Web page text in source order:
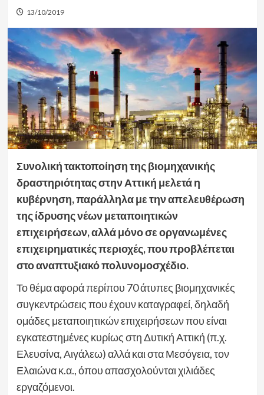
13/10/2019
Συνολική τακτοποίηση της βιομηχανικής
δραστηριότητας στην Αττική μελετά η
κυβέρνηση, παράλληλα με την απελευθέρωση
της ίδρυσης νέων μεταποιητικών
επιχειρήσεων, αλλά μόνο σε οργανωμένες
επιχειρηματικές περιοχές, που προβλέπεται
στο αναπτυξιακό πολυνομοσχέδιο.
Το θέμα αφορά περίπου 70 άτυπες βιομηχανικές
συγκεντρώσεις που έχουν καταγραφεί, δηλαδή
ομάδες μεταποιητικών επιχειρήσεων που είναι
εγκατεστημένες κυρίως στη Δυτική Αττική (π.χ.
Ελευσίνα, Αιγάλεω) αλλά και στα Μεσόγεια, τον
Ελαιώνα κ.α., όπου απασχολούνται χιλιάδες
εργαζόμενοι.